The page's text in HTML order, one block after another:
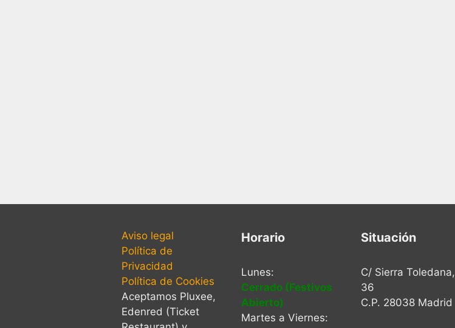
Aviso legal
Política de
Privacidad
Política de Cookies
Aceptamos Pluxee,
Edenred (Ticket
Horario
Lunes:
Cerrado (Festivos
Abierto)
Martes a Viernes:
Situación
C/ Sierra Toledana,
36
C.P. 28038 Madrid